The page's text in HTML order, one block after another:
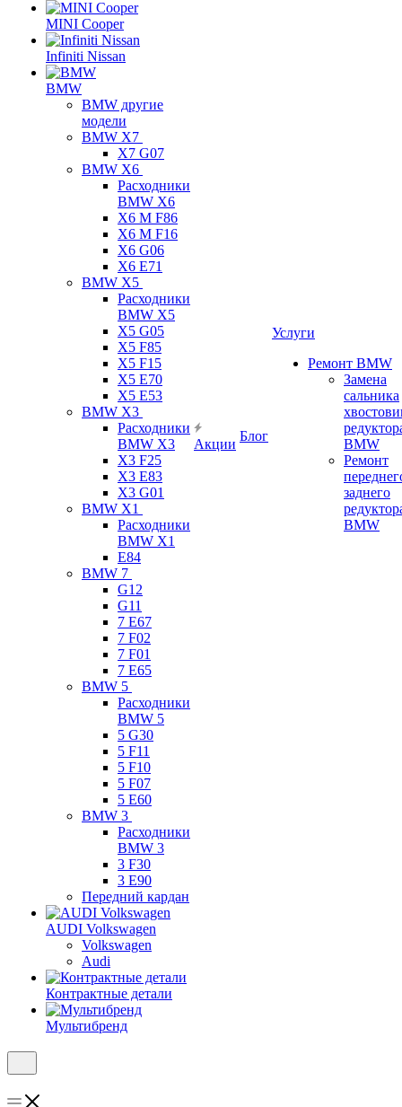
MINI Cooper
Infiniti Nissan
BMW
BMW другие
модели
BMW X7
X7 G07
BMW X6
Расходники
BMW X6
X6 M F86
X6 M F16
X6 G06
X6 E71
BMW X5
Расходники
BMW X5
X5 G05
X5 F85
X5 F15
X5 E70
X5 E53
BMW X3
Расходники
BMW X3
X3 F25
X3 E83
X3 G01
BMW X1
Расходники
BMW X1
E84
BMW 7
G12
G11
7 Е67
7 F02
7 F01
7 E65
BMW 5
Расходники
BMW 5
5 G30
5 F11
5 F10
5 F07
5 E60
BMW 3
Расходники
BMW 3
3 F30
3 E90
Передний кардан
AUDI Volkswagen
Volkswagen
Audi
Контрактные детали
Мультибренд
Акции
Блог
Услуги
Ремонт BMW
Замена
сальника
BMW
Ремонт
заднего
BMW